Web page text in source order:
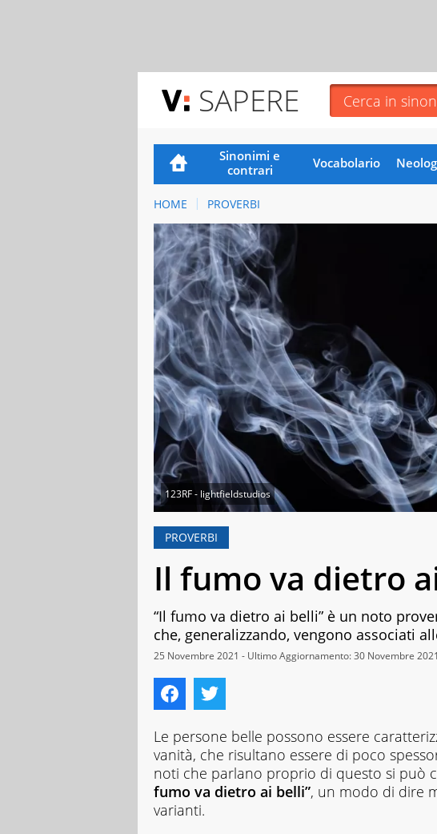
SAPERE
Sinonimi e
contrari
Vocabolario
HOME PROVERBI
123RF - lightfieldstudios
PROVERBI
Il fumo va dietro
“Il fumo va dietro ai belli” è un noto
che, generalizzando, vengono associati
25 Novembre 2021 - Ultimo Aggiornamento: 30 Novembre 2021
Le persone belle possono essere
vanità, che risultano essere di poco
noti che parlano proprio di questo si può
fumo va dietro ai belli”, un modo di dire
varianti.